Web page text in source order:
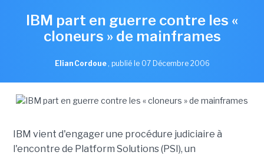
IBM part en guerre contre les «
cloneurs » de mainframes
Elian Cordoue , publié le 07 Décembre 2006
IBM vient d'engager une procédure judiciaire à
l'encontre de Platform Solutions (PSI), un